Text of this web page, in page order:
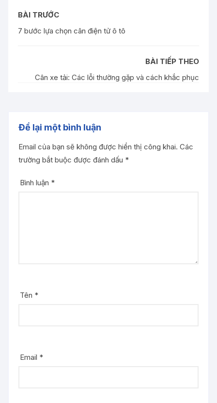
BÀI TRƯỚC
7 bước lựa chọn cân điện tử ô tô
BÀI TIẾP THEO
Cân xe tải: Các lỗi thường gặp và cách khắc phục
Để lại một bình luận
Email của bạn sẽ không được hiển thị công khai. Các
trường bắt buộc được đánh dấu *
Bình luận *
Tên *
Email *